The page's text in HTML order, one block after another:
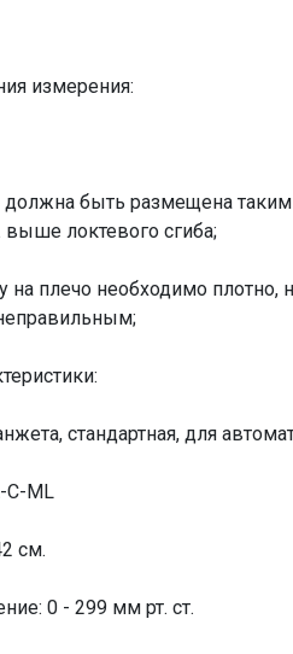
измерения:
быть размещена
выше локтевого сгиба;
плечо необходимо плотно,
стандартная, для
C-ML
см.
0 - 299 мм рт. ст.